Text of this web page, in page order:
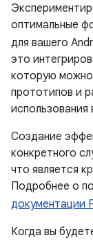
оптимальные
для вашего
это
которую можно
прототипов и
использования
Создание
конкретного
что является
Подробнее о
документации
Когда вы